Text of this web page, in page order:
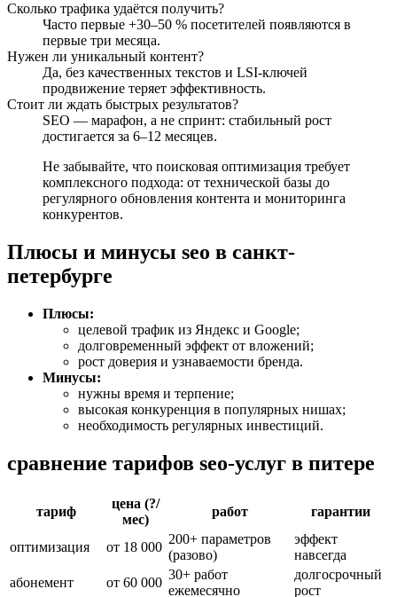
Сколько трафика удаётся получить?
Часто первые +30–50 % посетителей появляются в
первые три месяца.
Нужен ли уникальный контент?
Да, без качественных текстов и LSI-ключей
продвижение теряет эффективность.
Стоит ли ждать быстрых результатов?
SEO — марафон, а не спринт: стабильный рост
достигается за 6–12 месяцев.
Не забывайте, что поисковая оптимизация требует
комплексного подхода: от технической базы до
регулярного обновления контента и мониторинга
конкурентов.
Плюсы и минусы seo в санкт-
петербурге
Плюсы:
целевой трафик из Яндекс и Google;
долговременный эффект от вложений;
рост доверия и узнаваемости бренда.
Минусы:
нужны время и терпение;
высокая конкуренция в популярных нишах;
необходимость регулярных инвестиций.
сравнение тарифов seo-услуг в питере
тариф
цена (?/
мес)
работ гарантии
оптимизация от 18 000
200+ параметров
(разово)
эффект
навсегда
абонемент
от 60 000
30+ работ
ежемесячно
долгосрочный
рост